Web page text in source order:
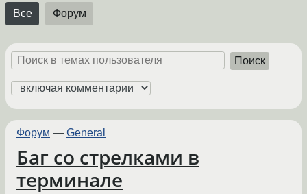
Все Форум
Поиск
Форум — General
Баг со стрелками в
терминале